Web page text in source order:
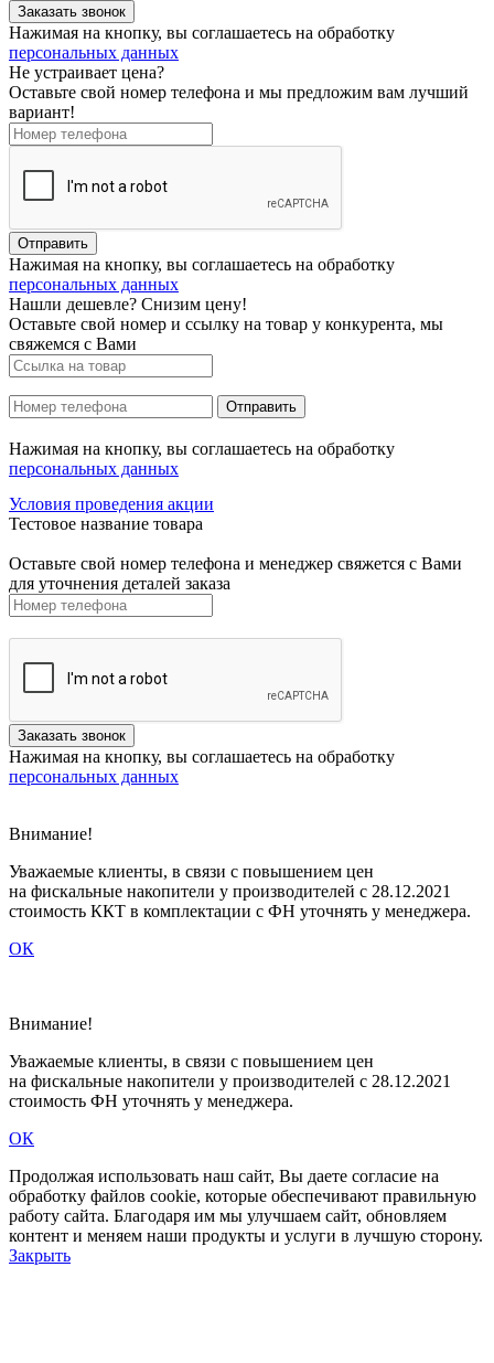
Нажимая на кнопку, вы соглашаетесь на обработку
персональных данных
Не устраивает цена?
Оставьте свой номер телефона и мы предложим вам лучший
вариант!
Нажимая на кнопку, вы соглашаетесь на обработку
персональных данных
Нашли дешевле? Снизим цену!
Оставьте свой номер и ссылку на товар у конкурента, мы
свяжемся с Вами
Нажимая на кнопку, вы соглашаетесь на обработку
персональных данных
Условия проведения акции
Тестовое название товара
Оставьте свой номер телефона и менеджер свяжется с Вами
для уточнения деталей заказа
Нажимая на кнопку, вы соглашаетесь на обработку
персональных данных
Внимание!
Уважаемые клиенты, в связи с повышением цен
на фискальные накопители у производителей с 28.12.2021
стоимость ККТ в комплектации с ФН уточнять у менеджера.
ОК
Внимание!
Уважаемые клиенты, в связи c повышением цен
на фискальные накопители у производителей с 28.12.2021
стоимость ФН уточнять у менеджера.
ОК
Продолжая использовать наш сайт, Вы даете согласие на
обработку файлов cookie, которые обеспечивают правильную
работу сайта. Благодаря им мы улучшаем сайт, обновляем
контент и меняем наши продукты и услуги в лучшую сторону.
Закрыть